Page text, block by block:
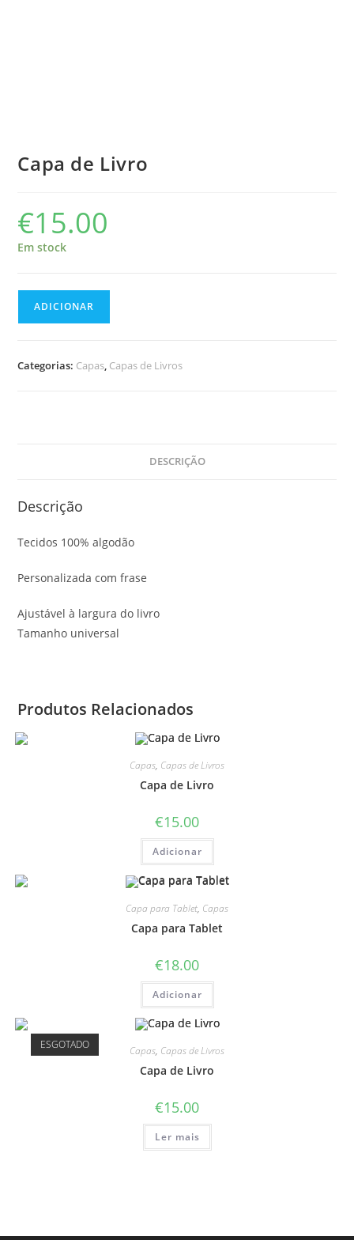
Capa de Livro
€15.00
Em stock
ADICIONAR
Categorias: Capas Capas de Livros
DESCRIÇÃO
Descrição
Tecidos 100% algodão
Personalizada com frase
Ajustável à largura do livro
Tamanho universal
Produtos Relacionados
Capas, Capas de Livros
Capa de Livro
€15.00
Adicionar
Capa para Tablet, Capas
Capa para Tablet
€18.00
Adicionar
ESGOTADO Capas, Capas de Livros
Capa de Livro
€15.00
Ler mais